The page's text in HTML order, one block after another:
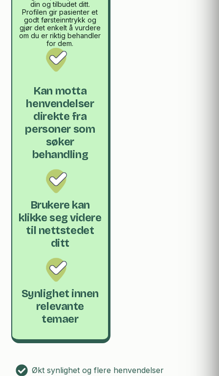
din og tilbudet ditt.
Profilen gir pasienter et
godt førsteinntrykk og
gjør det enkelt å vurdere
om du er riktig behandler
for dem.
Kan motta
henvendelser
direkte fra
personer som
søker
behandling
Brukere kan
klikke seg videre
til nettstedet
ditt
Synlighet innen
relevante
temaer
Økt synlighet og flere henvendelser